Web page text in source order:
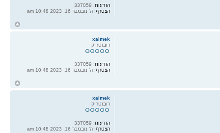
הודעות:
הצטרף: ה' נובמבר 16, 2023 10:48 am
xalmek
רובוטריק
הודעות:337059
הצטרף:ה' נובמבר 16, 2023 10:48 am
xalmek
רובוטריק
הודעות:
הצטרף: ה' נובמבר 16, 2023 10:48 am